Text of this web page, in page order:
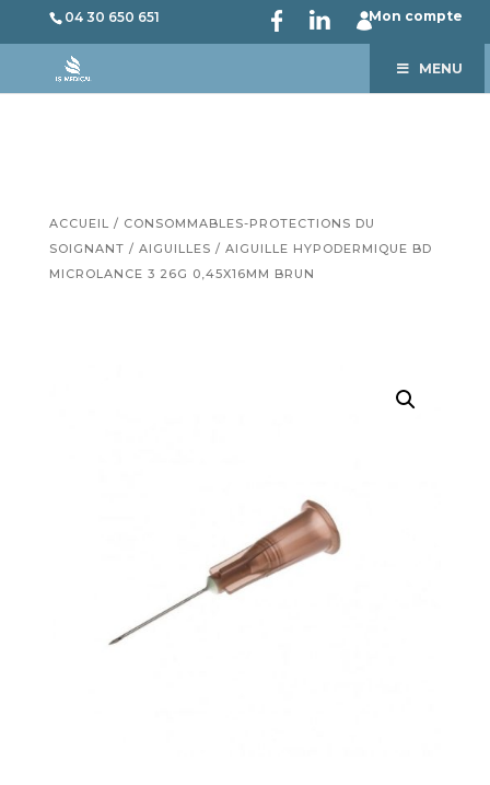
04 30 650 651 Mon compte
MENU
ACCUEIL / CONSOMMABLES-PROTECTIONS DU
SOIGNANT / AIGUILLES / AIGUILLE HYPODERMIQUE BD
MICROLANCE 3 26G 0,45X16MM BRUN